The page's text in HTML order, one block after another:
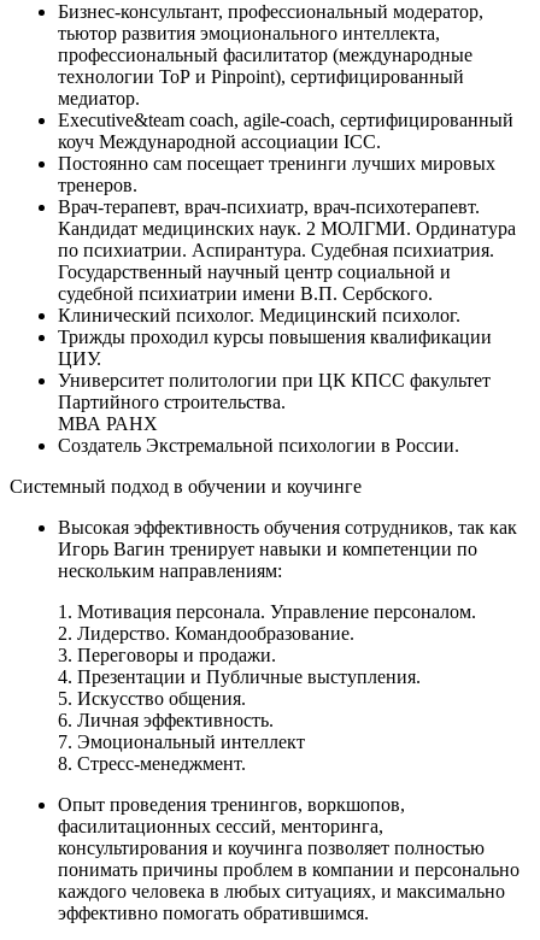
Бизнес-консультант, профессиональный модератор,
тьютор развития эмоционального интеллекта,
профессиональный фасилитатор (международные
технологии ТоР и Pinpoint), сертифицированный
медиатор.
Executive&team coach, agile-coach, сертифицированный
коуч Международной ассоциации ICC.
Постоянно сам посещает тренинги лучших мировых
тренеров.
Врач-терапевт, врач-психиатр, врач-психотерапевт.
Кандидат медицинских наук. 2 МОЛГМИ. Ординатура
по психиатрии. Аспирантура. Судебная психиатрия.
Государственный научный центр социальной и
судебной психиатрии имени В.П. Сербского.
Клинический психолог. Медицинский психолог.
Трижды проходил курсы повышения квалификации
ЦИУ.
Университет политологии при ЦК КПСС факультет
Партийного строительства.
МВА РАНХ
Создатель Экстремальной психологии в России.
Системный подход в обучении и коучинге
Высокая эффективность обучения сотрудников, так как
Игорь Вагин тренирует навыки и компетенции по
нескольким направлениям:
1. Мотивация персонала. Управление персоналом.
2. Лидерство. Командообразование.
3. Переговоры и продажи.
4. Презентации и Публичные выступления.
5. Искусство общения.
6. Личная эффективность.
7. Эмоциональный интеллект
8. Стресс-менеджмент.
Опыт проведения тренингов, воркшопов,
фасилитационных сессий, менторинга,
консультирования и коучинга позволяет полностью
понимать причины проблем в компании и персонально
каждого человека в любых ситуациях, и максимально
эффективно помогать обратившимся.